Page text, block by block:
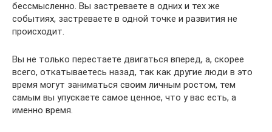
бессмысленно. Вы застреваете в одних и тех же
событиях, застреваете в одной точке и развития не
происходит.
Вы не только перестаете двигаться вперед, а, скорее
всего, откатываетесь назад, так как другие люди в это
время могут заниматься своим личным ростом, тем
самым вы упускаете самое ценное, что у вас есть, а
именно время.